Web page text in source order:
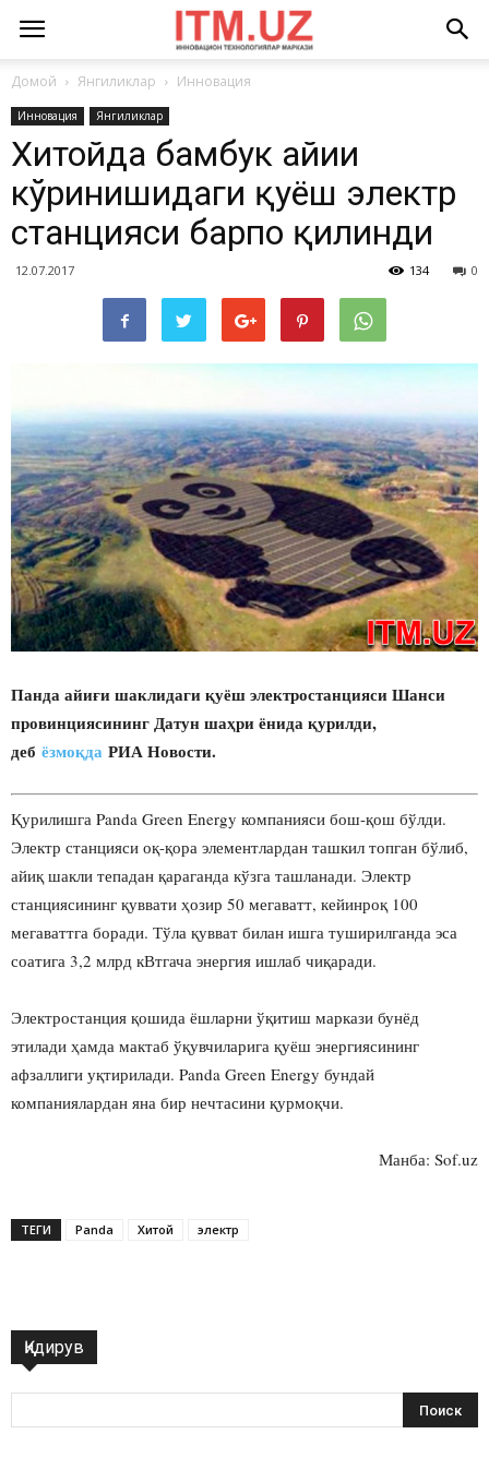
Домой Янгиликлар Инновация
Инновация Янгиликлар
Хитойда бамбук айиғи
кўринишидаги қуёш электр
станцияси барпо қилинди
12.07.2017 0
134
Панда айиғи шаклидаги қуёш электростанцияси Шанси
провинциясининг Датун шаҳри ёнида қурилди,
деб ёзмоқда РИА Новости.
Қурилишга Panda Green Energy компанияси бош-қош бўлди.
Электр станцияси оқ-қора элементлардан ташкил топган бўлиб,
айиқ шакли тепадан қараганда кўзга ташланади. Электр
станциясининг қуввати ҳозир 50 мегаватт, кейинроқ 100
мегаваттга боради. Тўла қувват билан ишга туширилганда эса
соатига 3,2 млрд кВтгача энергия ишлаб чиқаради.
Электростанция қошида ёшларни ўқитиш маркази бунёд
этилади ҳамда мактаб ўқувчиларига қуёш энергиясининг
афзаллиги уқтирилади. Panda Green Energy бундай
компаниялардан яна бир нечтасини қурмоқчи.
Манба: Sof.uz
ТЕГИ Panda Хитой электр
Қидирув